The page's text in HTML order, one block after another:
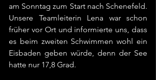
am Sonntag zum Start nach Schenefeld.
Unsere Teamleiterin Lena war schon
früher vor Ort und informierte uns, dass
es beim zweiten Schwimmen wohl ein
Eisbaden geben würde, denn der See
hatte nur 17,8 Grad.